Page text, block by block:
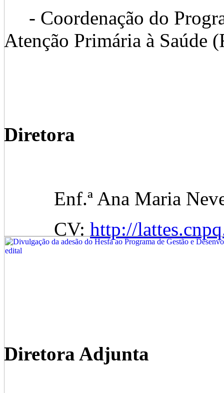
- Coordenação do
Atenção Primária à Saúde
Diretora
Enf.ª Ana Maria
CV: http://
Diretora Adjunta